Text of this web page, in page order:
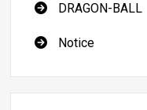
DRAGON-BALL
Notice